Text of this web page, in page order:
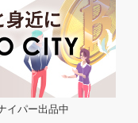
イパー出品中